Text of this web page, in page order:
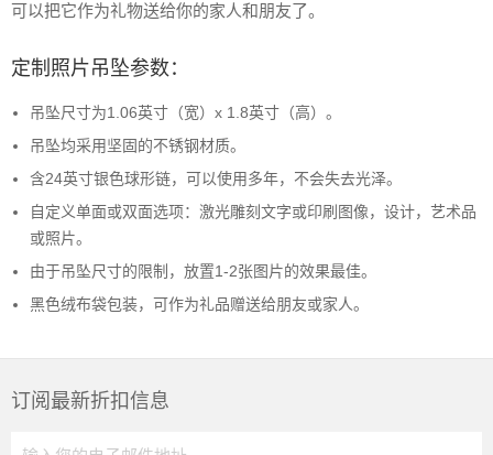
可以把它作为礼物送给你的家人和朋友了。
定制照片吊坠参数：
吊坠尺寸为1.06英寸（宽）x 1.8英寸（高）。
吊坠均采用坚固的不锈钢材质。
含24英寸银色球形链，可以使用多年，不会失去光泽。
自定义单面或双面选项：激光雕刻文字或印刷图像，设计，艺术品
或照片。
由于吊坠尺寸的限制，放置1-2张图片的效果最佳。
黑色绒布袋包装，可作为礼品赠送给朋友或家人。
订阅最新折扣信息